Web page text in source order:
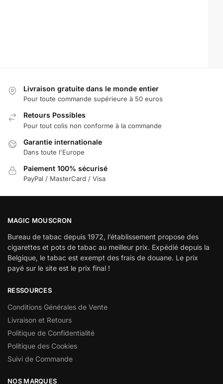
Livraison gratuite dans le monde entier
Pour toute commande supérieure à 50 euros
Retours Possibles
Pour tout colis non conforme à la commande
Garantie internationale
Dans toute l'Europe
Paiement 100% sécurisé
PayPal / MasterCard / Visa
MAGIC MOUSCRON
Bureau de tabac depuis 1972, l’établissement propose des
cigarettes et pots de tabac au meilleur prix. Expédié depuis la
Belgique, le tabac est exempt des frais de douane. Le prix
payé sur le site est le prix final !
RESSOURCES
Conditions Générales de Vente
Livraison et Retours
Politique de Confidentialité
Politique des Cookies
Suivi de Commande
NOS MARQUES